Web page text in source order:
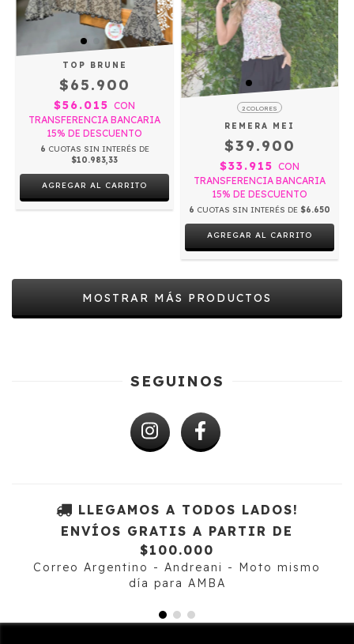
TOP BRUNE
$65.900
$56.015 CON
TRANSFERENCIA BANCARIA
15% DE DESCUENTO
6 CUOTAS SIN INTERÉS DE
$10.983,33
AGREGAR AL CARRITO
2 COLORES
REMERA MEI
$39.900
$33.915 CON
TRANSFERENCIA BANCARIA
15% DE DESCUENTO
6 CUOTAS SIN INTERÉS DE $6.650
AGREGAR AL CARRITO
MOSTRAR MÁS PRODUCTOS
SEGUINOS
LLEGAMOS A TODOS LADOS!
ENVÍOS GRATIS A PARTIR DE
$100.000
Correo Argentino - Andreani - Moto mismo
día para AMBA